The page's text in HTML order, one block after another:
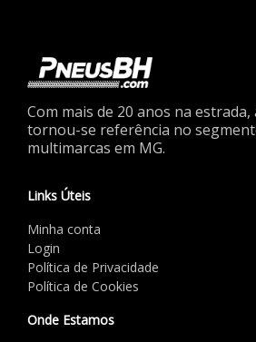
Com mais de 20 anos na
tornou-se referência no
multimarcas em MG.
Links Úteis
Minha conta
Login
Política de Privacidade
Política de Cookies
Onde Estamos